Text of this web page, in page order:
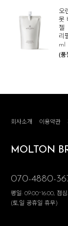
오
못
젤
리
ml
(품
회사소개 이용약관
MOLTON
070-4880-
평일: 09:00~16:00, 점
(토,일 공휴일 휴무)